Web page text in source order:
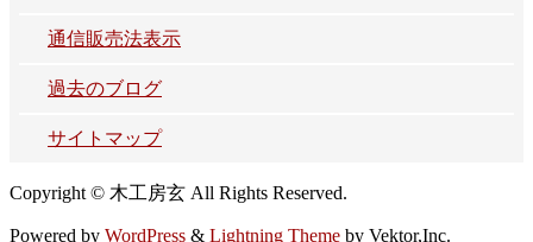
通信販売法表示
過去のブログ
サイトマップ
Copyright © 木工房玄 All Rights Reserved.
Powered by WordPress & Lightning Theme by Vektor,Inc.